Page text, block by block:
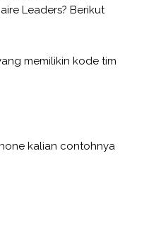
Leaders? Berikut
memilikin kode tim
kalian contohnya